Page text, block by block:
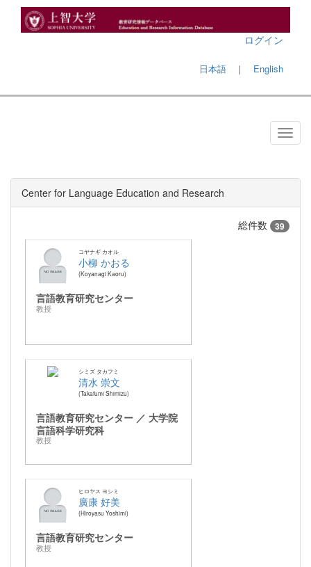
ログイン
日本語 ｜ English
Center for Language Education and Research
総件数 39
コヤナギ カオル
小柳 かおる
Koyanagi Kaoru
言語教育研究センター
教授
シミズ タカフミ
清水 崇文
Takafumi Shimizu
言語教育研究センター ／ 大学院
言語科学研究科
教授
ヒロヤス ヨシミ
廣康 好美
Hiroyasu Yoshimi
言語教育研究センター
教授